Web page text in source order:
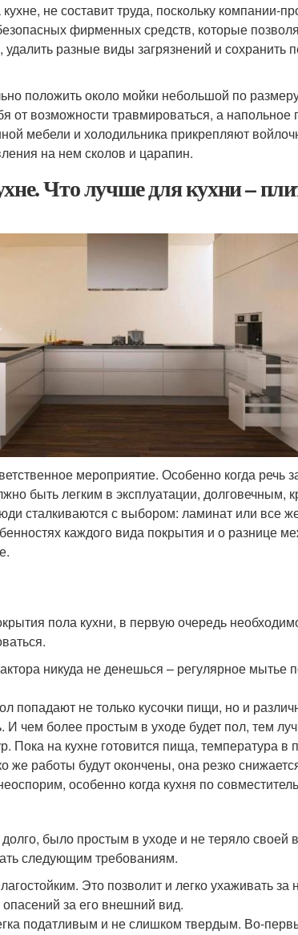
не составит труда, поскольку компании-
фирменных средств, которые
разные виды загрязнений и сохранить
положить около мойки небольшой по
от возможности травмироваться, а напольное
мебели и холодильника прикрепляют
на нем сколов и царапин.
Что лучше для кухни –
мероприятие. Особенно когда речь
быть легким в эксплуатации, долговечным,
сталкиваются с выбором: ламинат или все
каждого вида покрытия и о разнице
пола кухни, в первую очередь
никуда не денешься – регулярное мытье
попадают не только кусочки пищи, но и
И чем более простым в уходе будет пол, тем
Пока на кухне готовится пища, температура
же работы будут окончены, она резко
особенно когда кухня по
было простым в уходе и не теряло своей
следующим требованиям.
Это позволит и легко ухаживать за
за его внешний вид.
податливым и не слишком твердым. Во-